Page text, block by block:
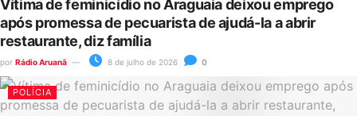
Vítima de feminicídio no Araguaia deixou emprego
após promessa de pecuarista de ajudá-la a abrir
restaurante, diz família
por Rádio Aruanã 8 de julho de 2026 0
POLÍCIA